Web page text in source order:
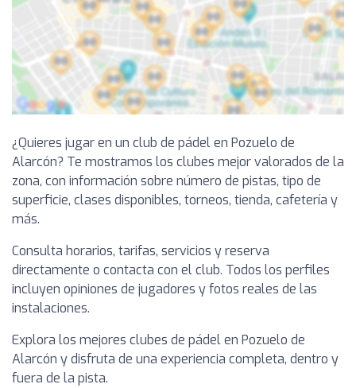
¿Quieres jugar en un club de pádel en Pozuelo de
Alarcón? Te mostramos los clubes mejor valorados de la
zona, con información sobre número de pistas, tipo de
superficie, clases disponibles, torneos, tienda, cafetería y
más.
Consulta horarios, tarifas, servicios y reserva
directamente o contacta con el club. Todos los perfiles
incluyen opiniones de jugadores y fotos reales de las
instalaciones.
Explora los mejores clubes de pádel en Pozuelo de
Alarcón y disfruta de una experiencia completa, dentro y
fuera de la pista.